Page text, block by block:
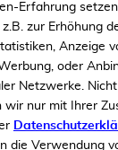
Erfahrung
zur Erhöhung
Anzeige
oder
Netzwerke.
wir nur mit Ihrer
die Verwendung